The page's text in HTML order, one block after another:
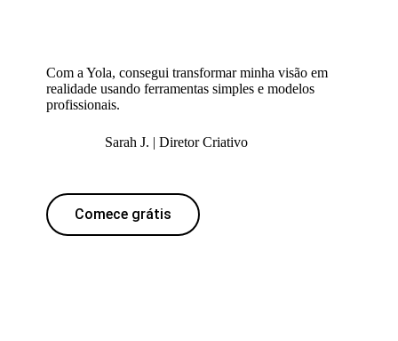
Com a Yola, consegui transformar minha visão em
realidade usando ferramentas simples e modelos
profissionais.
Sarah J. | Diretor Criativo
Comece grátis